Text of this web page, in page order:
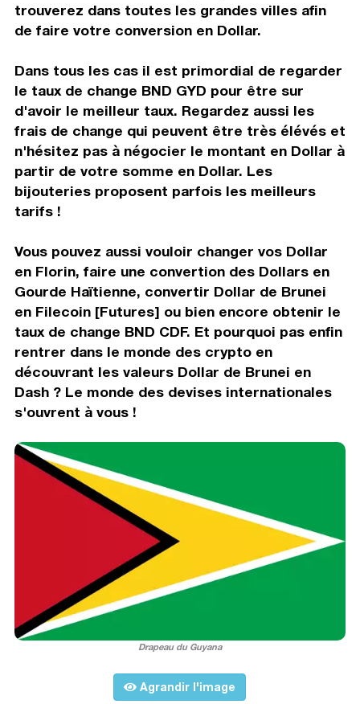
trouverez dans toutes les grandes villes afin
de faire votre conversion en Dollar.
Dans tous les cas il est primordial de regarder
le taux de change BND GYD pour être sur
d'avoir le meilleur taux. Regardez aussi les
frais de change qui peuvent être très élévés et
n'hésitez pas à négocier le montant en Dollar à
partir de votre somme en Dollar. Les
bijouteries proposent parfois les meilleurs
tarifs !
Vous pouvez aussi vouloir changer vos Dollar
en Florin, faire une convertion des Dollars en
Gourde Haïtienne, convertir Dollar de Brunei
en Filecoin [Futures] ou bien encore obtenir le
taux de change BND CDF. Et pourquoi pas enfin
rentrer dans le monde des crypto en
découvrant les valeurs Dollar de Brunei en
Dash ? Le monde des devises internationales
s'ouvrent à vous !
Drapeau du Guyana
Agrandir l'image